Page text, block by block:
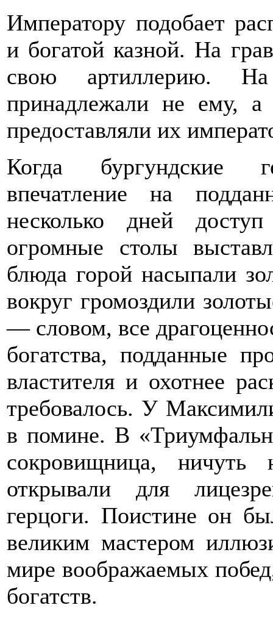
Императору подобает
и богатой казной. На
свою артиллерию.
принадлежали не ему,
предоставляли их
Когда бургундские
впечатление на
несколько дней
огромные столы
блюда горой насыпали
вокруг громоздили
— словом, все
богатства, подданные
властителя и охотнее
требовалось. У
в помине. В
сокровищница, ничуть
открывали для
герцоги. Поистине он
великим мастером
мире воображаемых
богатств.